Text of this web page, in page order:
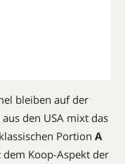
bleiben auf der
den USA mixt das
Portion A
Koop-Aspekt der